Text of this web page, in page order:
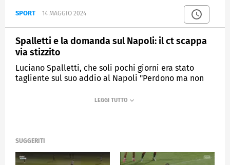
SPORT 14 MAGGIO 2024
Spalletti e la domanda sul Napoli: il ct scappa
via stizzito
Luciano Spalletti, che soli pochi giorni era stato
tagliente sul suo addio al Napoli "Perdono ma non
sul passato in azzurro
SUGGERITI